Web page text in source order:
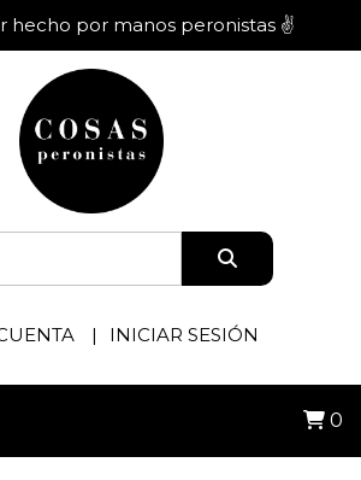
hecho por manos peronistas ✌️
INICIAR SESIÓN
0